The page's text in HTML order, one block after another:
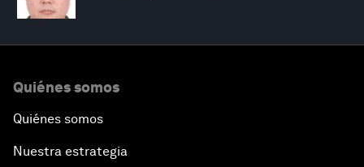
Quiénes somos
Quiénes somos
Nuestra estrategia